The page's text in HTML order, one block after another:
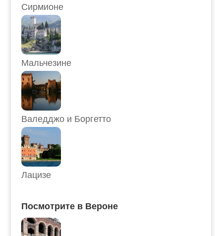
Сирмионе
Мальчезине
Валедджо и Боргетто
Лацизе
Посмотрите в Вероне